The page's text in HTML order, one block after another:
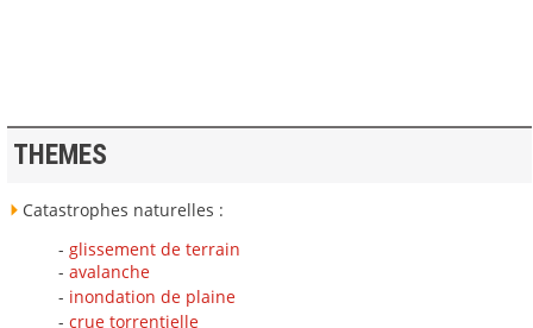
THEMES
Catastrophes naturelles :
- glissement de terrain
- avalanche
- inondation de plaine
- crue torrentielle